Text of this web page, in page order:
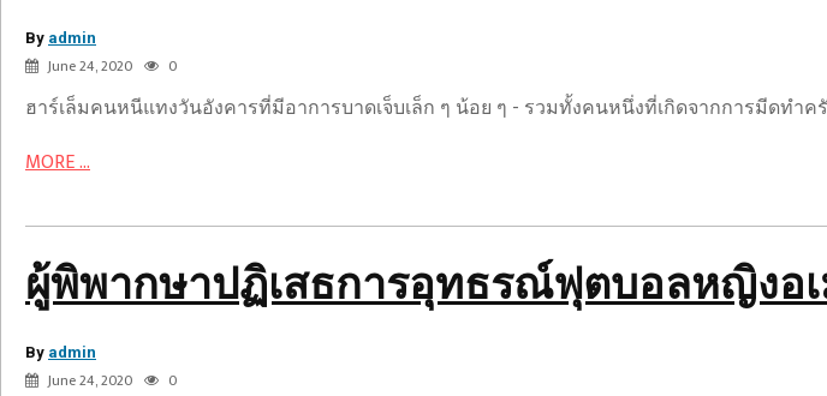
By admin
June 24, 2020 0
NYC:
รายงาน
ฮาร์เล็มคนหนีแทงวันอังคารที่มีอาการบาดเจ็บเล็ก ๆ น้อย ๆ - รวมทั้งคนหนึ่งที่เกิดจากการมีดท
MORE ...
ผู้พิพากษาปฏิเสธการอุทธรณ์ฟุตบอลหญิงอ
By admin
June 24, 2020 0
ผู้
พิพากษา
อุทธรณ์
ฟุตบอล
อเมริกัน
ทันที
ผู้
ประท้วง
โจมตี
วุฒิสมาชิก